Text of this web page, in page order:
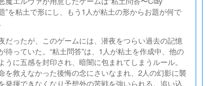
”を粘土で形にし、もう1人が粘土の形からお題が何で
ったが、このゲームには、潜夜をつらい過去の記憶
待っていた。“粘土問答”は、1人が粘土を作成中、他の
に五感を封印され、暗闇に包まれてしまうルール。
を救えなかった後悔の念にさいなまれ、2人の幻影に襲
発揮できなくなり予想外の苦戦を強いられる。追い込